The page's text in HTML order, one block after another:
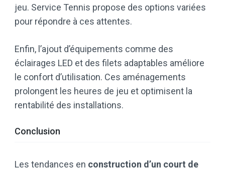
jeu. Service Tennis propose des options variées
pour répondre à ces attentes.
Enfin, l’ajout d’équipements comme des
éclairages LED et des filets adaptables améliore
le confort d’utilisation. Ces aménagements
prolongent les heures de jeu et optimisent la
rentabilité des installations.
Conclusion
Les tendances en construction d’un court de